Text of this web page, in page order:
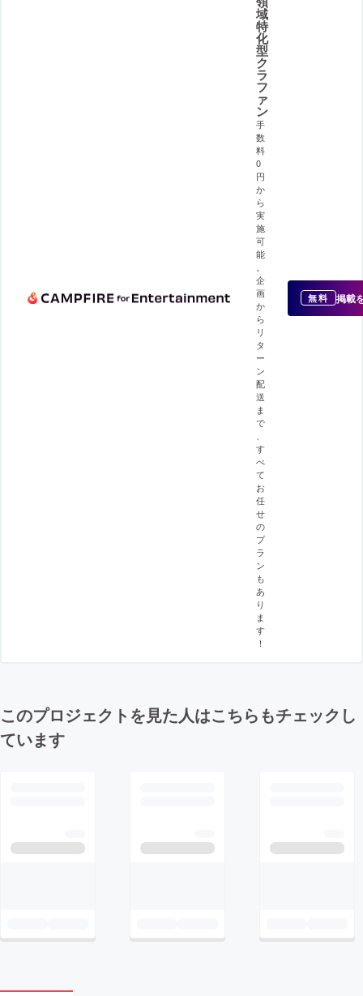
域
特
化
型
ク
ラ
フ
ァ
ン
手
数
料
0
円
か
ら
実
施
可
能
企
画
か
ら
リ
タ
ー
ン
配
送
ま
で
す
べ
て
お
任
せ
の
プ
ラ
ン
も
あ
り
ま
す
！
無料 掲載
このプロジェクトを見た人はこちらもチェックし
ています